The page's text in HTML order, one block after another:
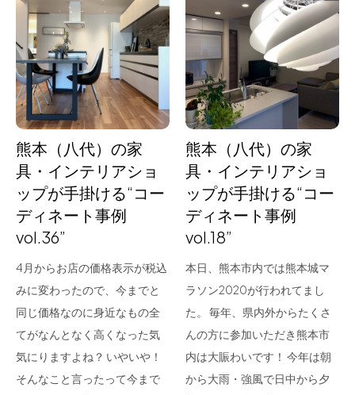
About us
for Business
Recruit
Contact
フラッグシップストア
0965-52-0323
熊本店
096-274-8175
Arv
0965-45-9282
熊本（八代）の家
具・インテリアショ
ップが手掛ける“コー
ディネート事例
vol.36”
4月からお店の価格表示が税込
みに変わったので、今までと
同じ価格なのに身近なもの全
てがなんとなく高くなった気
気にりますよね？ いやいや！
そんなこと言ったって今まで
熊本（八代）の家
具・インテリアショ
ップが手掛ける“コー
ディネート事例
vol.18”
本日、熊本市内では熊本城マ
ラソン2020が行われてまし
た。 毎年、県内外からたくさ
んの方に参加いただき熊本市
内は大賑わいです！ 今年は朝
から大雨・強風で日中から夕